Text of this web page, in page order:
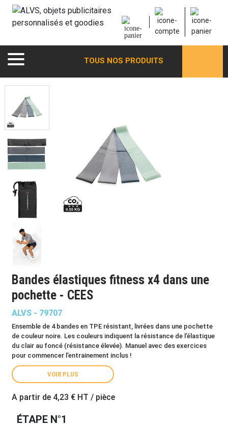
TOUS NOS PRODUITS
Bandes élastiques fitness x4 dans une
pochette - CEES
ALVS - 79707
Ensemble de 4 bandes en TPE résistant, livrées dans une pochette
de couleur noire. Les couleurs indiquent la résistance de l’élastique
du clair au foncé (résistance élevée). Manuel avec des exercices
pour commencer l’entrainement inclus !
VOIR PLUS
A partir de 4,23 € HT / pièce
ÉTAPE N°1